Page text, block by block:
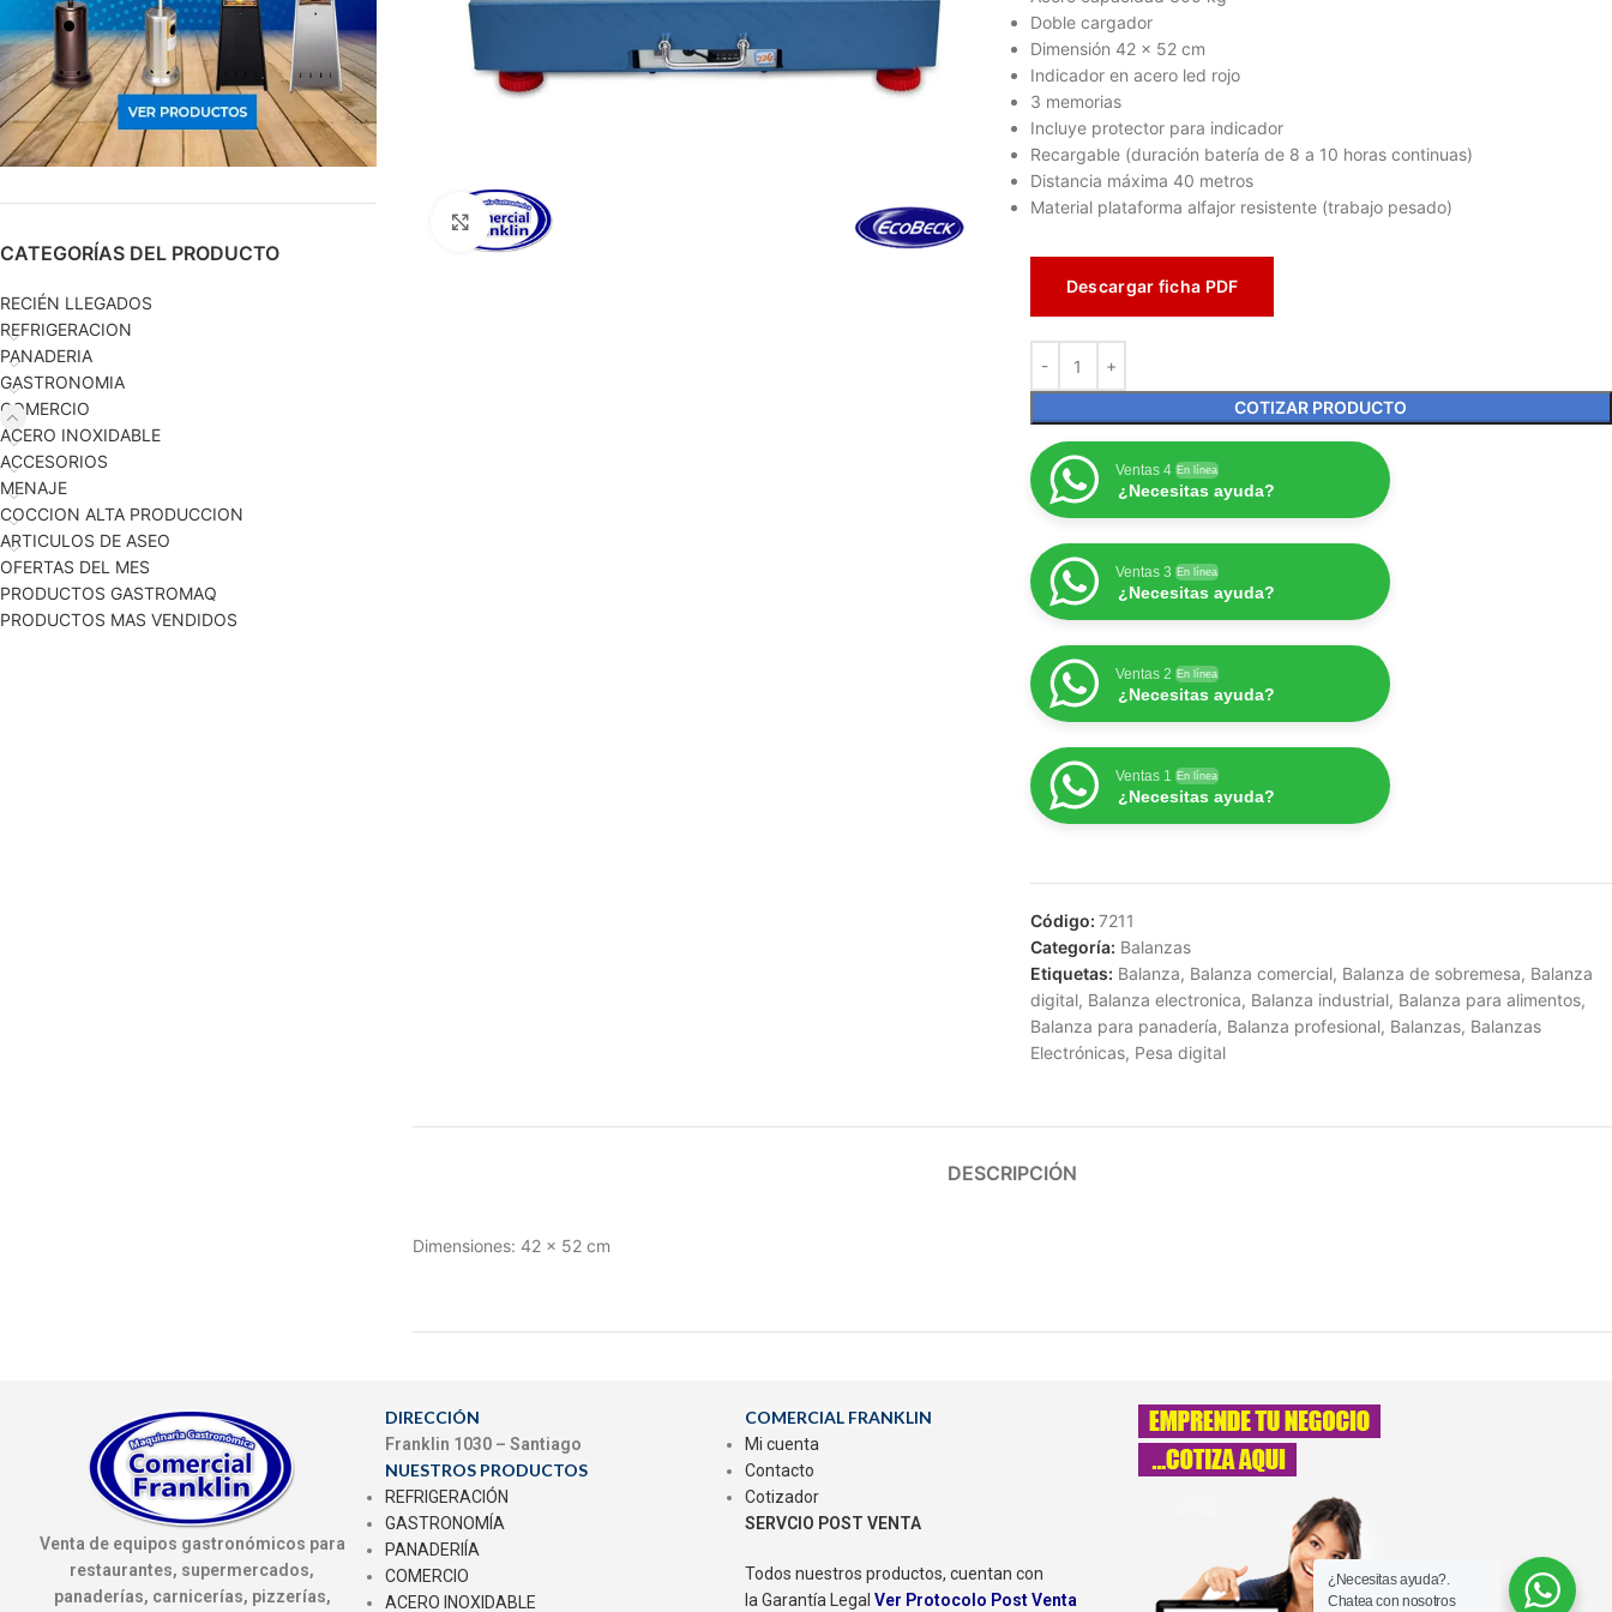
CATEGORÍAS DEL PRODUCTO
RECIÉN LLEGADOS
REFRIGERACION
PANADERIA
GASTRONOMIA
COMERCIO
ACERO INOXIDABLE
ACCESORIOS
MENAJE
COCCION ALTA PRODUCCION
ARTICULOS DE ASEO
OFERTAS DEL MES
PRODUCTOS GASTROMAQ
PRODUCTOS MAS VENDIDOS
Haga clic para ampliar
Doble cargador
Dimensión 42 x 52 cm
Indicador en acero led rojo
3 memorias
Incluye protector para indicador
Recargable (duración batería de 8 a 10 horas continuas)
Distancia máxima 40 metros
Material plataforma alfajor resistente (trabajo pesado)
Descargar ficha PDF
COTIZAR PRODUCTO
Ventas 4 En línea
¿Necesitas ayuda?
Ventas 3 En línea
¿Necesitas ayuda?
Ventas 2 En línea
¿Necesitas ayuda?
Ventas 1 En línea
¿Necesitas ayuda?
Código: 7211
Categoría: Balanzas
Etiquetas: Balanza, Balanza comercial, Balanza de sobremesa, Balanza
digital, Balanza electronica, Balanza industrial, Balanza para alimentos,
Balanza para panadería, Balanza profesional, Balanzas, Balanzas
Electrónicas, Pesa digital
DESCRIPCIÓN
Dimensiones: 42 x 52 cm
Venta de equipos gastronómicos para
restaurantes, supermercados,
panaderías, carnicerías, pizzerías,
DIRECCIÓN
Franklin 1030 – Santiago
NUESTROS PRODUCTOS
REFRIGERACIÓN
GASTRONOMÍA
PANADERIÍA
COMERCIO
ACERO INOXIDABLE
COMERCIAL FRANKLIN
Mi cuenta
Contacto
Cotizador
SERVCIO POST VENTA
Todos nuestros productos, cuentan con
la Garantía Legal Ver Protocolo Post Venta
¿Necesitas ayuda?.
Chatea con nosotros